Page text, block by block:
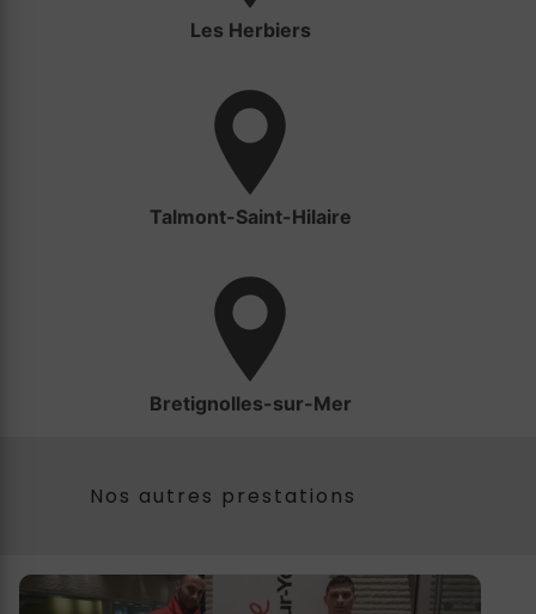
Les Herbiers
Talmont-Saint-Hilaire
Bretignolles-sur-Mer
Nos autres prestations